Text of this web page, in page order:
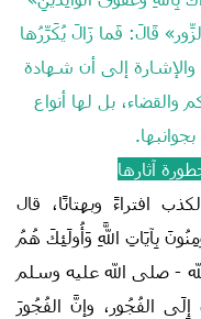
قَالَ: فَما زَالَ يُكَرِّرُها
إلى أن شهادة
والقضاء، بل لها أنواع
آثارها
افتراءً وبهتانًا، قال
بِآيَاتِ اللَّهِ وَأُولَئِكَ هُمُ
رسول الله - صلى الله عليه وسلم
الفُجُور، وإنَّ الفُجُورَ